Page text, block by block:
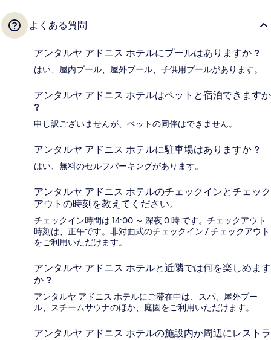
よくある質問
アンタルヤ アドニス ホテルにプールはありますか ?
はい、屋内プール、屋外プール、子供用プールがあります。
アンタルヤ アドニス ホテルはペットと宿泊できますか
?
申し訳ございませんが、ペットの同伴はできません。
アンタルヤ アドニス ホテルに駐車場はありますか ?
はい、無料のセルフパーキングがあります。
アンタルヤ アドニス ホテルのチェックインとチェック
アウトの時刻を教えてください。
チェックイン時間は 14:00 ～ 深夜 0 時 です。チェックアウト
時刻は、正午です。非対面式のチェックイン / チェックアウト
をご利用いただけます。
アンタルヤ アドニス ホテルと近隣では何を楽しめます
か ?
アンタルヤ アドニス ホテルにご滞在中は、スパ、屋外プー
ル、スチームサウナのほか、庭園をご利用いただけます。
アンタルヤ アドニス ホテルの施設内か周辺にレストラ